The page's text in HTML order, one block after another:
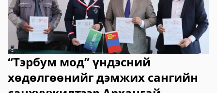
2023-06-06 14:53:59
Дэлгэрэнгүй
Булган аймгийн Нийгмийн даатгалын
хэлтэс
2023-06-06 14:50:54
Дэлгэрэнгүй
“Тэрбум мод” үндэсний
хөдөлгөөнийг дэмжих сангийн